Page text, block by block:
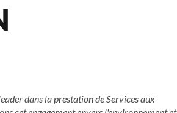
dans la prestation de Services aux